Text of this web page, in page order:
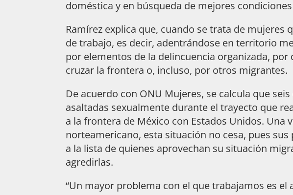
doméstica y en búsqueda de mejores
Ramírez explica que, cuando se trata de mujeres
de trabajo, es decir, adentrándose en territorio
por elementos de la delincuencia organizada,
cruzar la frontera o, incluso, por otros migrantes.
De acuerdo con ONU Mujeres, se calcula que
asaltadas sexualmente durante el trayecto que
a la frontera de México con Estados Unidos. Una
norteamericano, esta situación no cesa, pues
a la lista de quienes aprovechan su situación
agredirlas.
“Un mayor problema con el que trabajamos es el